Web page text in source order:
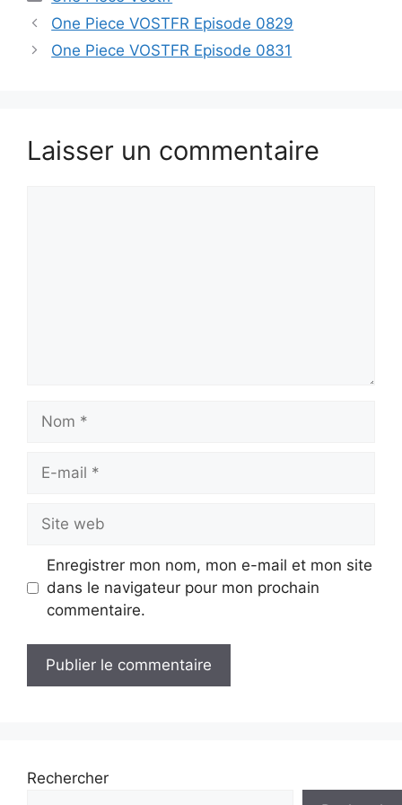
One Piece VOSTFR Episode 0829
One Piece VOSTFR Episode 0831
Laisser un commentaire
mail
web
Enregistrer mon nom, mon e-mail et mon site
dans le navigateur pour mon prochain
commentaire.
Rechercher